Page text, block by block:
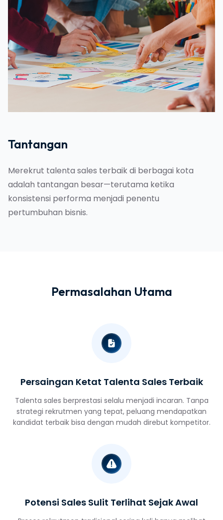
Tantangan
Merekrut talenta sales terbaik di berbagai kota
adalah tantangan besar—terutama ketika
konsistensi performa menjadi penentu
pertumbuhan bisnis.
Permasalahan Utama
Persaingan Ketat Talenta Sales Terbaik
Talenta sales berprestasi selalu menjadi incaran. Tanpa
strategi rekrutmen yang tepat, peluang mendapatkan
kandidat terbaik bisa dengan mudah direbut kompetitor.
Potensi Sales Sulit Terlihat Sejak Awal